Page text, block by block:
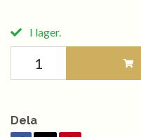
I lager.
Dela